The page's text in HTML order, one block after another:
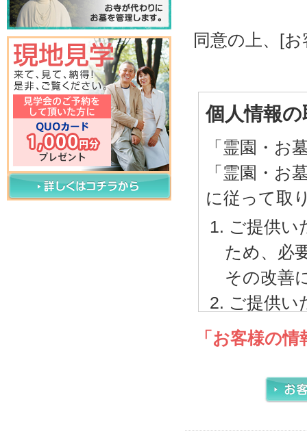
同意の上、[
個人情報
「霊園・お
「霊園・お
に従って取
ご提供い
ため、必
その改善
ご提供い
内で取り
ご本
サー
電話
報に関
「お客様の